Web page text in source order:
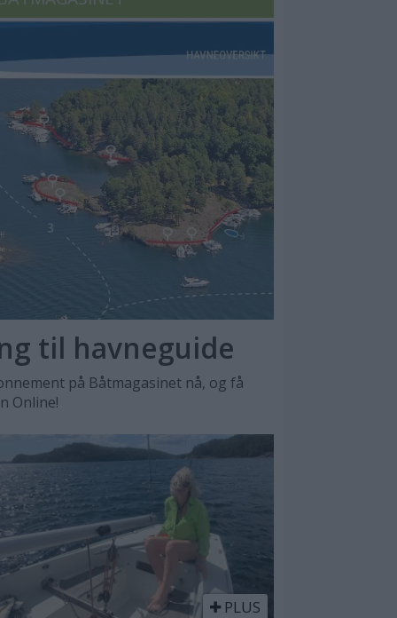
til havneguide
på Båtmagasinet nå, og få
Online!
PLUS